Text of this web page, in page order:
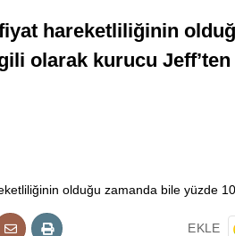
hareketliliğinin
olarak kurucu
EKLE